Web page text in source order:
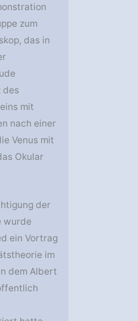
zum
das in
des
mit
nach einer
Venus mit
Okular
der
wurde
ein Vortrag
im
dem Albert